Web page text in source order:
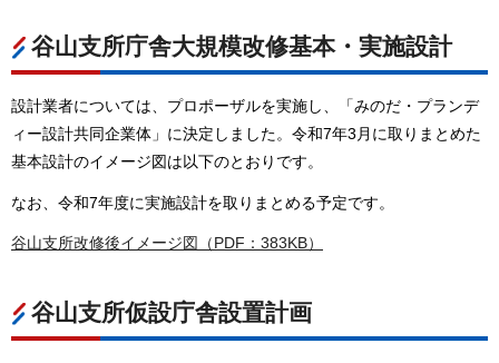
谷山支所庁舎大規模改修基本・実施設計
設計業者については、プロポーザルを実施し、「みのだ・プランデ
ィー設計共同企業体」に決定しました。令和7年3月に取りまとめた
基本設計のイメージ図は以下のとおりです。
なお、令和7年度に実施設計を取りまとめる予定です。
谷山支所改修後イメージ図（PDF：383KB）
谷山支所仮設庁舎設置計画